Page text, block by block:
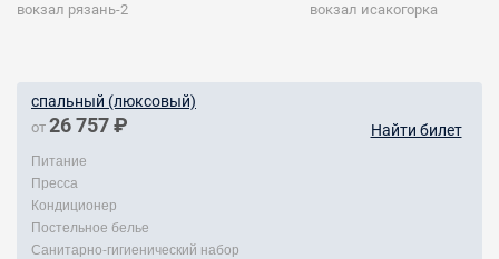
вокзал рязань-2 вокзал исакогорка
спальный (люксовый)
от 26 757 ₽ Найти билет
Питание
Пресса
Кондиционер
Постельное белье
Санитарно-гигиенический набор